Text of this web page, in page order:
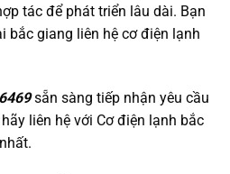
tác để phát triển lâu dài. Bạn
bắc giang liên hệ cơ điện lạnh
sẵn sàng tiếp nhận yêu cầu
liên hệ với Cơ điện lạnh bắc